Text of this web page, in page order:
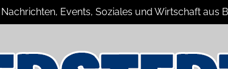
Events, Soziales und Wirtschaft aus